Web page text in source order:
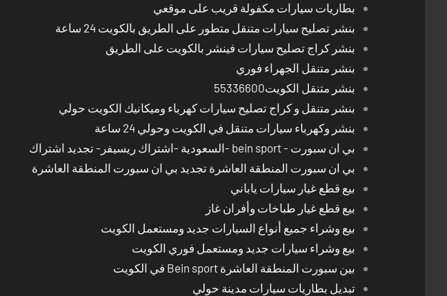
بطاريات سيارات مكفولة قريب على موقعي
بنشر تصليح سيارات متنقل متطور على الطريق بالكويت 24 ساعة
بنشر كراج تصليح سيارات فينشر بالكويت على الطريق
بنشر متنقل الجهراء فوري
بنشر متنقل الكويت55336600
بنشر متنقل و كراج تصليح سيارات كهرباء وميكانيك الكويت حولي
بنشر وكهرباء سيارات متنقل في الكويت وحولي 24 ساعة
بي ان سبورت - bein sport -السعودية -اشتراك ريسيفر- تجديد اشتراك
بي ان سبورت المنطقة العاشرة تجديد بي ان سبورت المنطقة العاشرة
بيع قطع غيار سيارات ياباني
بيع قطع غيار طباخات وأفران غاز
بيع وشراء جميع أنواع السيارات جديد ومستعمل الكويت
بيع وشراء سيارات جديد ومستعمل فوري الكويت
بين سبورت المنطقة العاشرة Bein sport في الكويت
تبديل بطاريات سيارات مدينة حولي